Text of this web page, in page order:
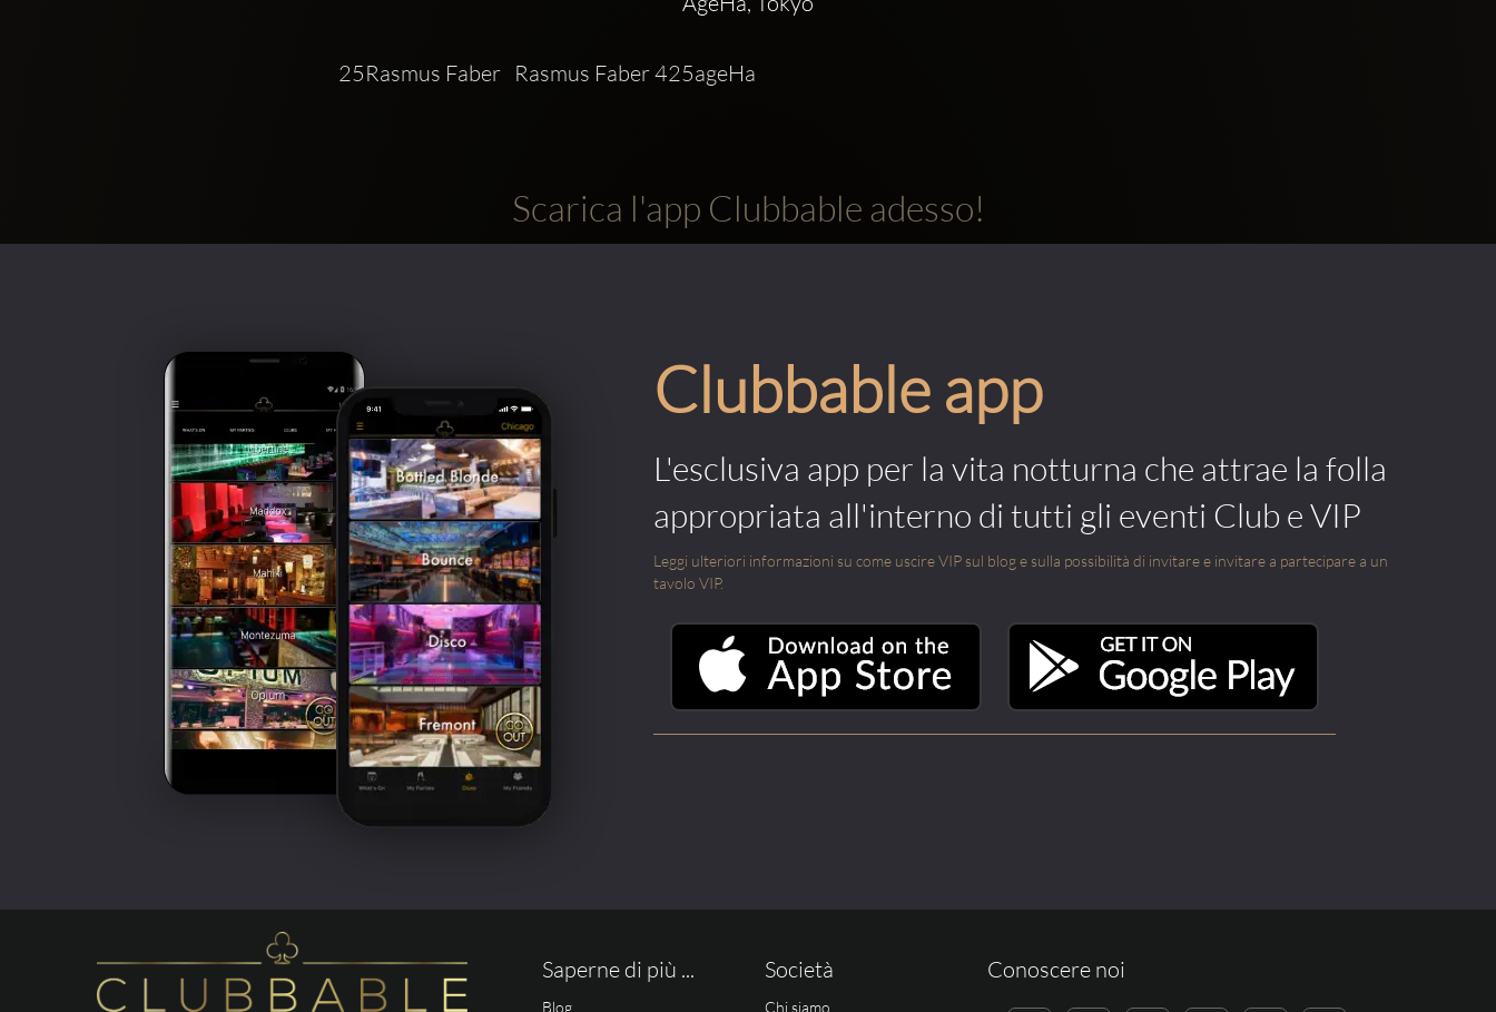
25Rasmus Faber   Rasmus Faber 425ageHa
Scarica l'app Clubbable adesso!
Clubbable app
L'esclusiva app per la vita notturna che attrae la folla
appropriata all'interno di tutti gli eventi Club e VIP
Leggi ulteriori informazioni su come uscire VIP sul blog e sulla possibilità di invitare e invitare a partecipare a un
tavolo VIP.
Saperne di più ...
Blog
Società
Chi siamo
Conoscere noi